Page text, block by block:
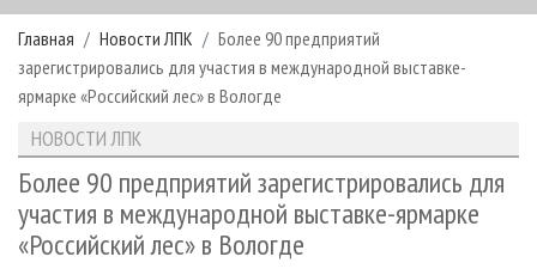
РУБРИКИ И ТЕМЫ
РУБРИКИ ЖУРНАЛА
ЛЕСНОЕ ХОЗЯЙСТВО
ЛЕСОЗАГОТОВКА
ЛЕСОПИЛЕНИЕ
ДЕРЕВООБРАБОТКА
СУШКА ДРЕВЕСИНЫ
НОВОСТИ
КАЛЕНДАРЬ СОБЫТИЙ
НОВОСТИ ЛПК
НОВОСТИ ЖУРНАЛА
НОВОСТИ КОМПАНИЙ
ПРОЕКТЫ ЛПИ
АНАЛИТИКА
ПРЕДПРИЯТИЯ ЛПК
ЛЕСНЫЕ РЕГИОНЫ РОССИИ
ПЕРСОНЫ
АРХИВ
АРХИВ ЖУРНАЛОВ
СТАТЬИ
О ЖУРНАЛЕ
ПОДПИСКА
КОНТАКТЫ
РЕКЛАМОДАТЕЛЯМ
РЕКЛАМА
Главная Новости ЛПК
Более 90 предприятий
зарегистрировались для участия в международной выставке-
ярмарке «Российский лес» в Вологде
НОВОСТИ ЛПК
Более 90 предприятий зарегистрировались для
участия в международной выставке-ярмарке
«Российский лес» в Вологде